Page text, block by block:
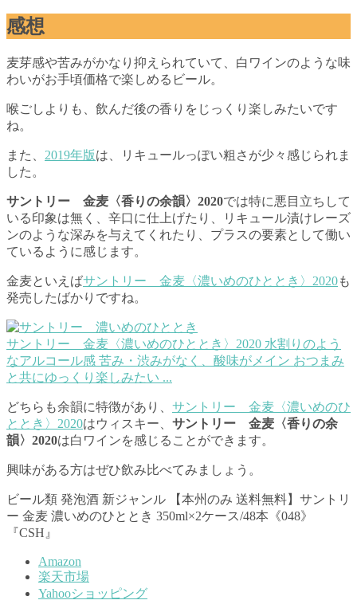
感想
麦芽感や苦みがかなり抑えられていて、白ワインのような味
わいがお手頃価格で楽しめるビール。
喉ごしよりも、飲んだ後の香りをじっくり楽しみたいです
ね。
また、 2019年版は、リキュールっぽい粗さが少々感じられま
した。
サントリー 金麦〈香りの余韻〉2020では特に悪目立ちして
いる印象は無く、辛口に仕上げたり、リキュール漬けレーズ
ンのような深みを与えてくれたり、プラスの要素として働い
ているように感じます。
金麦といえばサントリー 金麦〈濃いめのひととき〉2020も
発売したばかりですね。
サントリー 金麦〈濃いめのひととき〉2020 水割りのよう
なアルコール感 苦み・渋みがなく、酸味がメイン おつまみ
と共にゆっくり楽しみたい ...
どちらも余韻に特徴があり、 サントリー 金麦〈濃いめのひ
ととき〉2020はウィスキー、 サントリー 金麦〈香りの余
韻〉2020は白ワインを感じることができます。
興味がある方はぜひ飲み比べてみましょう。
ビール類 発泡酒 新ジャンル 【本州のみ 送料無料】サントリ
ー 金麦 濃いめのひととき 350ml×2ケース/48本《048》
『CSH』
Amazon
楽天市場
Yahooショッピング